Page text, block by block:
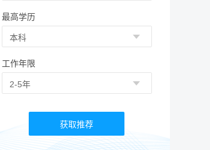
最高学历
工作年限